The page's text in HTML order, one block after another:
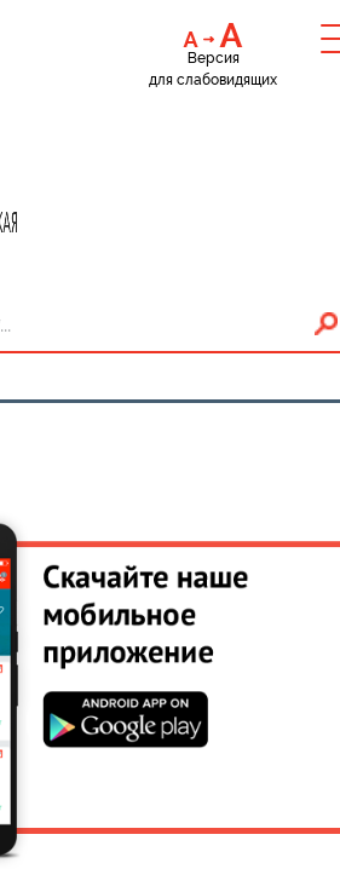
Версия
для слабовидящих